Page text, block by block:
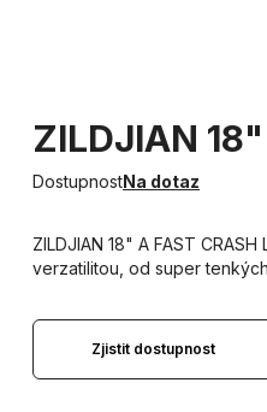
ZILDJIAN
DostupnostNa dotaz
ZILDJIAN 18" A FAST
verzatilitou, od super
Zjistit dostupnost